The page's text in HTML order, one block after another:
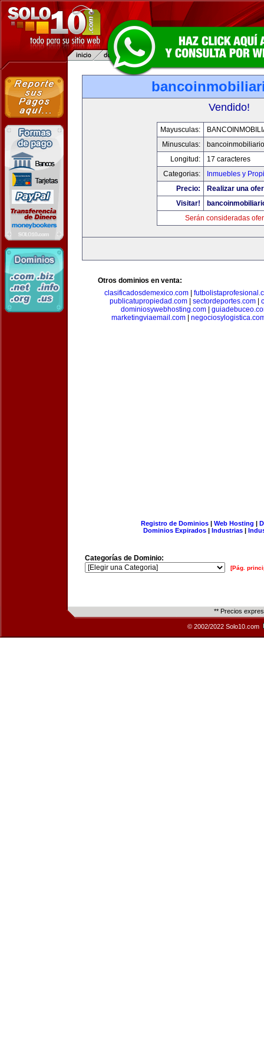
Vendido!
Mayusculas:
Minusculas:
Longitud:
17 caracteres
Categorias:
Inmuebles y
Precio:
Realizar una
Visitar!
Serán consideradas
Otros dominios en venta:
clasificadosdemexico.com|
publicatupropiedad.com
sectordeportes.com
dominiosywebhosting.com|
marketingviaemail.com|
Registro de Dominios| Web Hosting |
Dominios Expirados | Industrias |
Categorías de Dominio:
[Pág.
** Precios
© 2002/2022 Solo10.com